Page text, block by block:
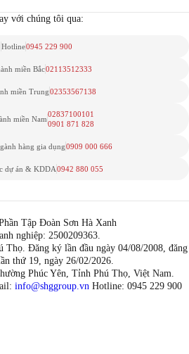
với chúng tôi qua:
Hotline0945 229 900
miền Bắc02113512333
miền Trung02353567138
miền Nam
02837100101
0901 871 828
hàng gia dụng0909 000 666
dự án & KDDA0942 880 055
Tập Đoàn Sơn Hà Xanh
nghiệp: 2500209363.
Thọ. Đăng ký lần đầu ngày 04/08/2008, đăng
thứ 19, ngày 26/02/2026.
Phúc Yên, Tỉnh Phú Thọ, Việt Nam.
info@shggroup.vn Hotline: 0945 229 900